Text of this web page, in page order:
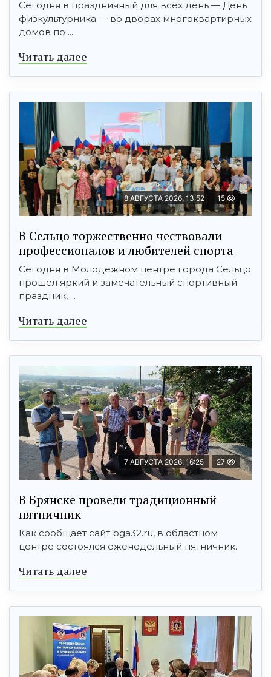
Сегодня в праздничный для всех день — День
физкультурника — во дворах многоквартирных
домов по ...
Читать далее
8 АВГУСТА 2026, 13:52 15
В Сельцо торжественно чествовали
профессионалов и любителей спорта
Сегодня в Молодежном центре города Сельцо
прошел яркий и замечательный спортивный
праздник, ...
Читать далее
7 АВГУСТА 2026, 16:25 27
В Брянске провели традиционный
пятничник
Как сообщает сайт bga32.ru, в областном
центре состоялся еженедельный пятничник.
Читать далее